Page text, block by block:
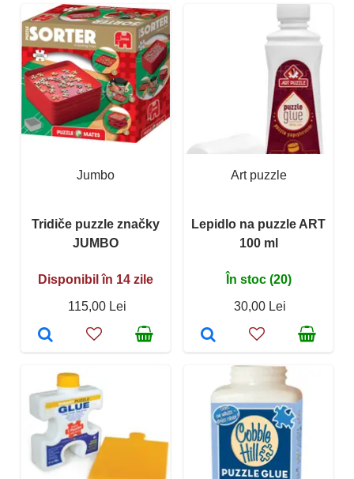
Jumbo
Tridiče puzzle značky
JUMBO
Disponibil în 14 zile
115,00 Lei
Art puzzle
Lepidlo na puzzle ART
100 ml
În stoc (20)
30,00 Lei